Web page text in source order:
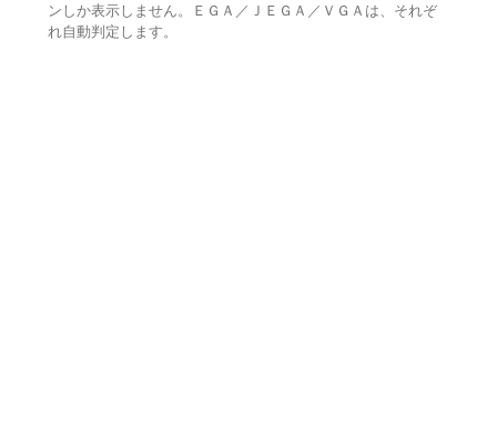
ンしか表示しません。ＥＧＡ／ＪＥＧＡ／ＶＧＡは、それぞ
れ自動判定します。